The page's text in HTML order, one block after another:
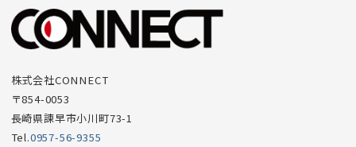
ー
項
株式会社CONNECT
〒854-0053
長崎県諫早市小川町73-1
Tel.0957-56-9355